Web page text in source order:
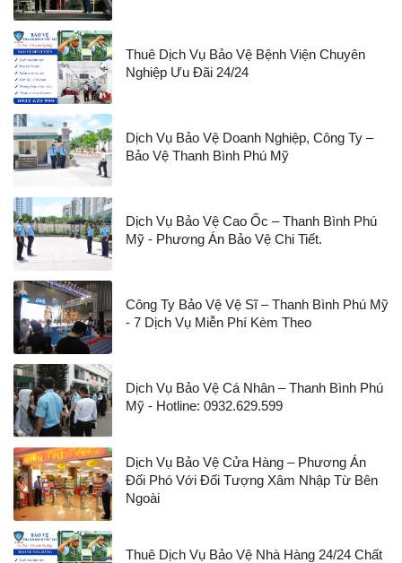
Thuê Dịch Vụ Bảo Vệ Bệnh Viện Chuyên
Nghiệp Ưu Đãi 24/24
Dịch Vụ Bảo Vệ Doanh Nghiệp, Công Ty –
Bảo Vệ Thanh Bình Phú Mỹ
Dịch Vụ Bảo Vệ Cao Ốc – Thanh Bình Phú
Mỹ - Phương Án Bảo Vệ Chi Tiết.
Công Ty Bảo Vệ Vệ Sĩ – Thanh Bình Phú Mỹ
- 7 Dịch Vụ Miễn Phí Kèm Theo
Dịch Vụ Bảo Vệ Cá Nhân – Thanh Bình Phú
Mỹ - Hotline: 0932.629.599
Dịch Vụ Bảo Vệ Cửa Hàng – Phương Án
Đối Phó Với Đối Tượng Xâm Nhập Từ Bên
Ngoài
Thuê Dịch Vụ Bảo Vệ Nhà Hàng 24/24 Chất